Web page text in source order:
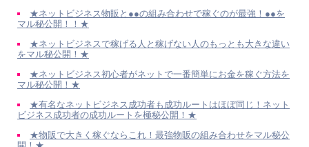
★ネットビジネス物販と●●の組み合わせで稼ぐのが最強！●●を
マル秘公開！！★
★ネットビジネスで稼げる人と稼げない人のもっとも大きな違い
をマル秘公開！★
★ネットビジネス初心者がネットで一番簡単にお金を稼ぐ方法を
マル秘公開！★
★有名なネットビジネス成功者も成功ルートはほぼ同じ！ネット
ビジネス成功者の成功ルートを極秘公開！★
★物販で大きく稼ぐならこれ！最強物販の組み合わせをマル秘公